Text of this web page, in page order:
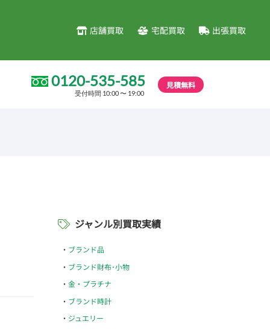
店舗買取 宅配買取 出張買取
0120-535-585
受付時間 10:00 〜 19:00
見積無料
ジャンル別買取実績
ブランド品
ブランド財布･小物
金・プラチナ
ブランド時計
ジュエリー